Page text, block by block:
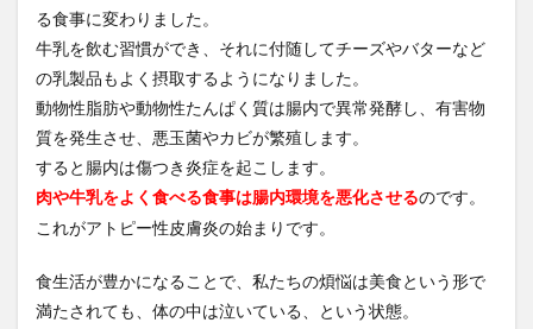
る食事に変わりました。
牛乳を飲む習慣ができ、それに付随してチーズやバターなど
の乳製品もよく摂取するようになりました。
動物性脂肪や動物性たんぱく質は腸内で異常発酵し、有害物
質を発生させ、悪玉菌やカビが繁殖します。
すると腸内は傷つき炎症を起こします。
肉や牛乳をよく食べる食事は腸内環境を悪化させるのです。
これがアトピー性皮膚炎の始まりです。
食生活が豊かになることで、私たちの煩悩は美食という形で
満たされても、体の中は泣いている、という状態。